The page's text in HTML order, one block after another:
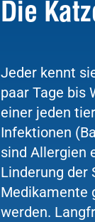
Die
Jeder kennt
paar Tage bis
einer jeden
Infektionen
sind Allergien
Linderung der
Medikamente
werden.